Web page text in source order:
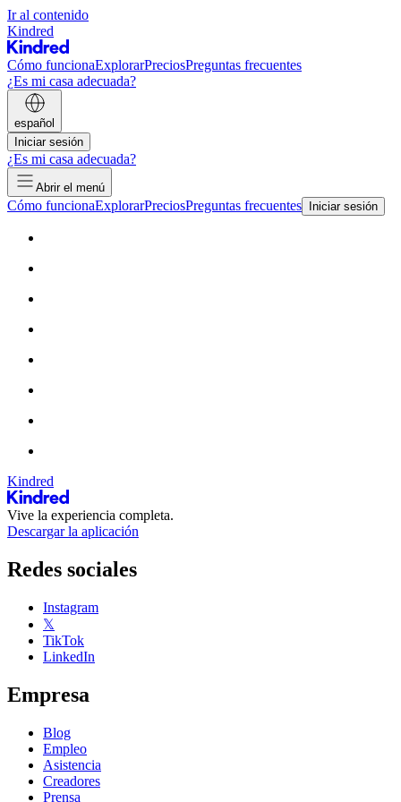
Ir al contenido
Kindred
Cómo funcionaExplorarPreciosPreguntas frecuentes
¿Es mi casa adecuada?
español
Iniciar sesión
¿Es mi casa adecuada?
Abrir el menú
Cómo funcionaExplorarPreciosPreguntas frecuentes Iniciar sesión
Kindred
Vive la experiencia completa.
Descargar la aplicación
Redes sociales
Instagram
𝕏
TikTok
LinkedIn
Empresa
Blog
Empleo
Asistencia
Creadores
Prensa